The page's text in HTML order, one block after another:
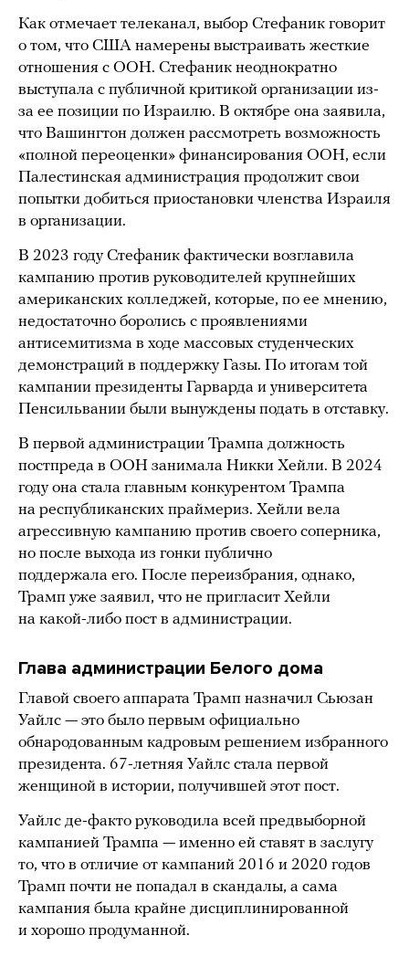
Как отмечает телеканал, выбор Стефаник говорит
о том, что США намерены выстраивать жесткие
отношения с ООН. Стефаник неоднократно
выступала с публичной критикой организации из-
за ее позиции по Израилю. В октябре она заявила,
что Вашингтон должен рассмотреть возможность
«полной переоценки» финансирования ООН, если
Палестинская администрация продолжит свои
попытки добиться приостановки членства Израиля
в организации.
В 2023 году Стефаник фактически возглавила
кампанию против руководителей крупнейших
американских колледжей, которые, по ее мнению,
недостаточно боролись с проявлениями
антисемитизма в ходе массовых студенческих
демонстраций в поддержку Газы. По итогам той
кампании президенты Гарварда и университета
Пенсильвании были вынуждены подать в отставку.
В первой администрации Трампа должность
постпреда в ООН занимала Никки Хейли. В 2024
году она стала главным конкурентом Трампа
на республиканских праймериз. Хейли вела
агрессивную кампанию против своего соперника,
но после выхода из гонки публично
поддержала его. После переизбрания, однако,
Трамп уже заявил, что не пригласит Хейли
на какой-либо пост в администрации.
Глава администрации Белого дома
Главой своего аппарата Трамп назначил Сьюзан
Уайлс — это было первым официально
обнародованным кадровым решением избранного
президента. 67-летняя Уайлс стала первой
женщиной в истории, получившей этот пост.
Уайлс де-факто руководила всей предвыборной
кампанией Трампа — именно ей ставят в заслугу
то, что в отличие от кампаний 2016 и 2020 годов
Трамп почти не попадал в скандалы, а сама
кампания была крайне дисциплинированной
и хорошо продуманной.